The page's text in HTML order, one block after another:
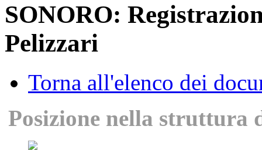
SONORO:
Pelizzari
Torna all'elenco dei
Posizione nella struttura